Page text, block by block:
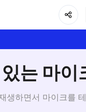
는 마이
생하면서 마이크를